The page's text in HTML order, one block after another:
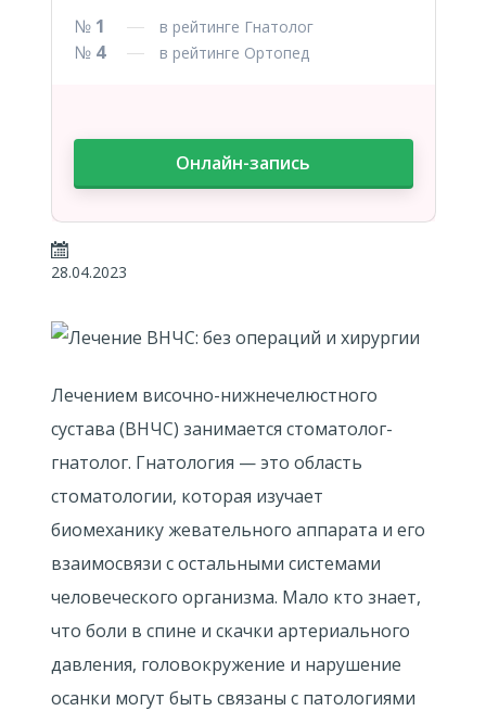
№ 1 в рейтинге Гнатолог
№ 4 в рейтинге Ортопед
Онлайн-запись
28.04.2023
Лечением височно-нижнечелюстного
сустава (ВНЧС) занимается стоматолог-
гнатолог. Гнатология — это область
стоматологии, которая изучает
биомеханику жевательного аппарата и его
взаимосвязи с остальными системами
человеческого организма. Мало кто знает,
что боли в спине и скачки артериального
давления, головокружение и нарушение
осанки могут быть связаны с патологиями